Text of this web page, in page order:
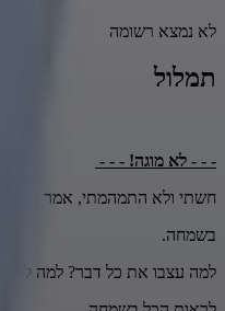
לא נמצא רשומה
תמלול
- - - לא מוגה! - - -
חשתי ולא התמהמתי, אמר דוד
בשמחה.
למה עצבו את כל דבר? למה